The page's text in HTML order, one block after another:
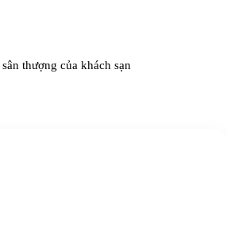
thượng của khách sạn